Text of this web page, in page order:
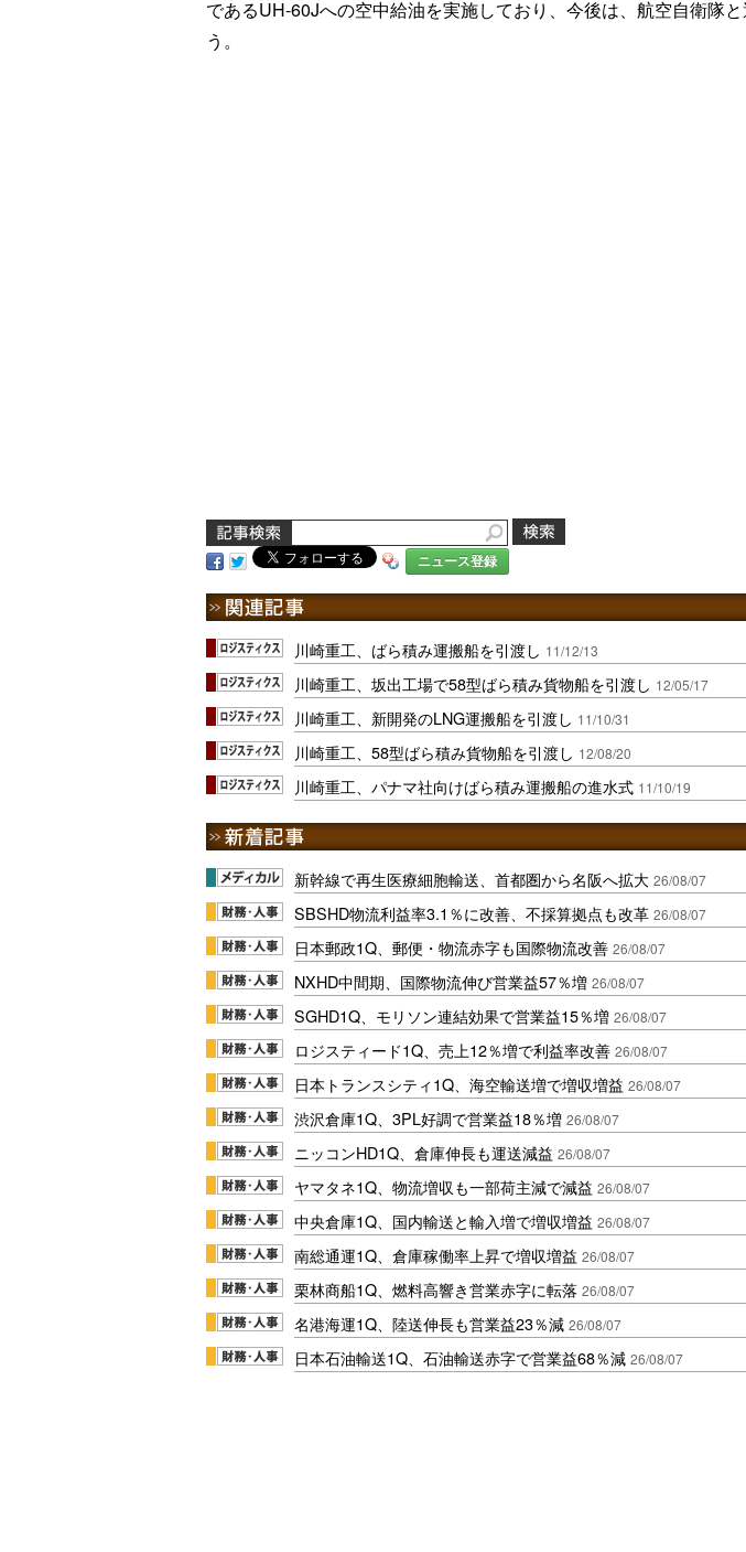
であるUH-60Jへの空中給油を実施しており、今後は、航空自衛隊
う。
ニュース登録
川崎重工、ばら積み運搬船を引渡し 11/12/13
川崎重工、坂出工場で58型ばら積み貨物船を引渡し 12/05/17
川崎重工、新開発のLNG運搬船を引渡し 11/10/31
川崎重工、58型ばら積み貨物船を引渡し 12/08/20
川崎重工、パナマ社向けばら積み運搬船の進水式 11/10/19
新幹線で再生医療細胞輸送、首都圏から名阪へ拡大 26/08/07
SBSHD物流利益率3.1％に改善、不採算拠点も改革 26/08/07
日本郵政1Q、郵便・物流赤字も国際物流改善 26/08/07
NXHD中間期、国際物流伸び営業益57％増 26/08/07
SGHD1Q、モリソン連結効果で営業益15％増 26/08/07
ロジスティード1Q、売上12％増で利益率改善 26/08/07
日本トランスシティ1Q、海空輸送増で増収増益 26/08/07
渋沢倉庫1Q、3PL好調で営業益18％増 26/08/07
ニッコンHD1Q、倉庫伸長も運送減益 26/08/07
ヤマタネ1Q、物流増収も一部荷主減で減益 26/08/07
中央倉庫1Q、国内輸送と輸入増で増収増益 26/08/07
南総通運1Q、倉庫稼働率上昇で増収増益 26/08/07
栗林商船1Q、燃料高響き営業赤字に転落 26/08/07
名港海運1Q、陸送伸長も営業益23％減 26/08/07
日本石油輸送1Q、石油輸送赤字で営業益68％減 26/08/07